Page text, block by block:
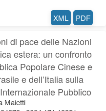
PDF
XML
di pace delle Nazioni
estera: un confronto
Popolare Cinese e
e dell’Italia sulla
Pubblico
Maietti